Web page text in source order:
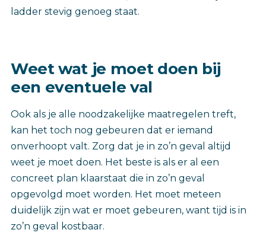
ladder stevig genoeg staat.
Weet wat je moet doen bij
een eventuele val
Ook als je alle noodzakelijke maatregelen treft,
kan het toch nog gebeuren dat er iemand
onverhoopt valt. Zorg dat je in zo’n geval altijd
weet je moet doen. Het beste is als er al een
concreet plan klaarstaat die in zo’n geval
opgevolgd moet worden. Het moet meteen
duidelijk zijn wat er moet gebeuren, want tijd is in
zo’n geval kostbaar.